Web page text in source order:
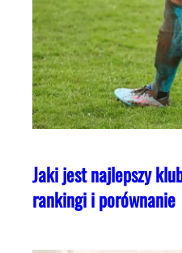
Jaki jest najlepszy
rankingi i porównanie